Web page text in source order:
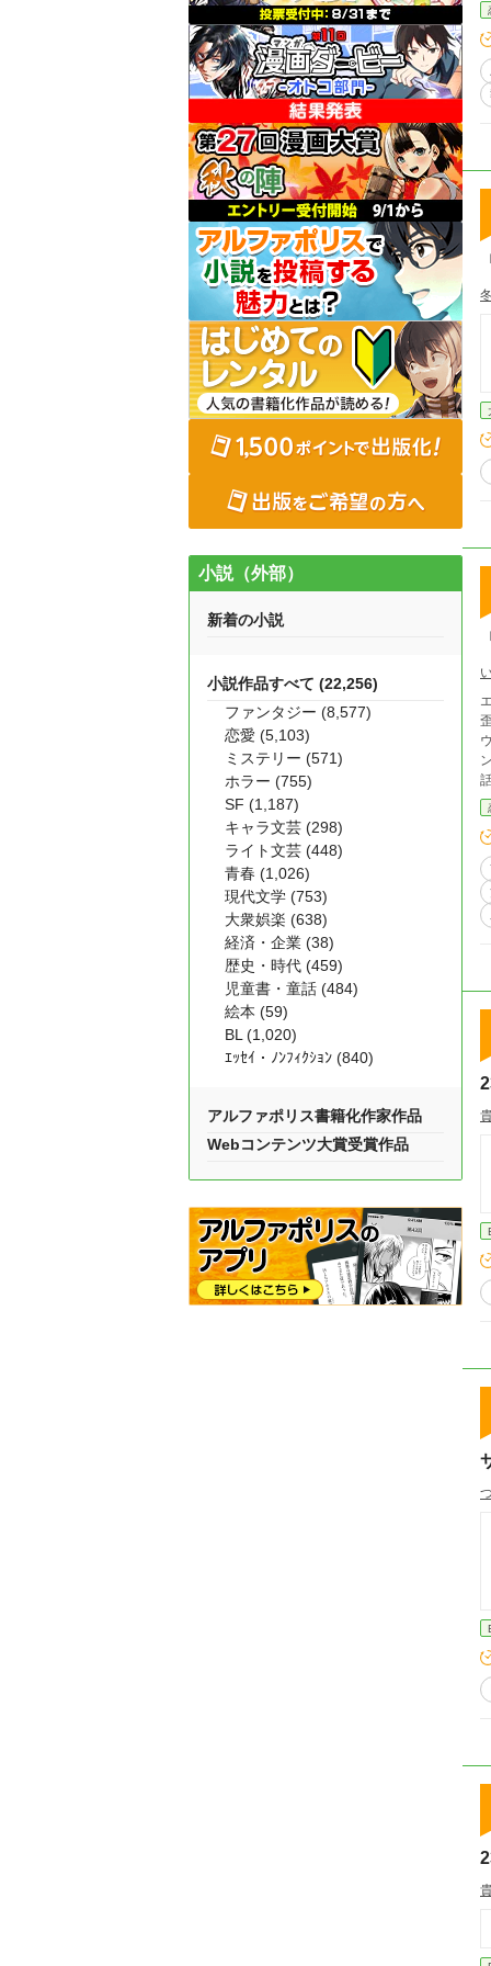
歪
ウマ八
ン
す。申
話の
小説（外部）
新着の小説
小説作品すべて (22,256)
ファンタジー (8,577)
恋愛 (5,103)
ミステリー (571)
ホラー (755)
SF (1,187)
キャラ文芸 (298)
ライト文芸 (448)
青春 (1,026)
現代文学 (753)
大衆娯楽 (638)
経済・企業 (38)
歴史・時代 (459)
児童書・童話 (484)
絵本 (59)
BL (1,020)
ｴｯｾｲ・ﾉﾝﾌｨｸｼｮﾝ (840)
アルファポリス書籍化作家作品
Webコンテンツ大賞受賞作品